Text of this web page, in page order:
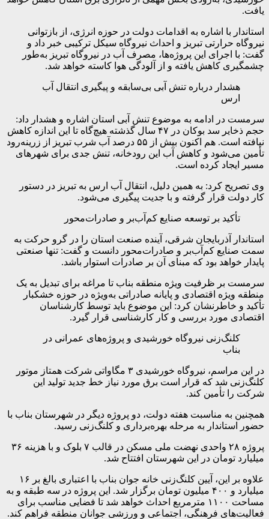
یافت.
استاندار با اشاره به اقدامات دولت در حوزه انرژی، از بازتوانی
نیروگاه حرارتی تبریز و احداث نیروگاه سیکل ترکیبی خبر داد و
گفت: با اجرای این پروژه‌ها، مصرف آب در نیروگاه تبریز به‌طور
چشمگیری کاهش یافته و از آلودگی هوا کاسته خواهد شد.
هشدار درباره تنش آبی بی‌سابقه و پیگیری انتقال آب
ارس
سرمست در ادامه به موضوع تنش آبی استان اشاره و هشدار داد:
حجم ذخایر سد بوکان در ۴۷ سال گذشته هیچ‌گاه تا این اندازه کاهش
نیافته است. هم اکنون بیش از ۵۵ درصد آب شرب تبریز از زرینه‌رود
تأمین می‌شود و کاهش آب این رودخانه، تنش جدی برای شهرهای
مسیر ایجاد کرده است.
وی تصریح کرد: به همین دلیل، انتقال آب ارس به تبریز در دستور
کار دولت قرار گرفته و با جدیت پیگیری می‌شود.
تأکید بر توسعه صنایع کم‌آب‌بر و صادرات‌محور
استاندار آذربایجان شرقی، آینده صنعت استان را در گرو حرکت به
سمت صنایع کم‌آب‌بر و صادرات‌محور دانست و گفت: تنها صنعتی
پایدار خواهد بود که مبنای آن بر صادرات استوار باشد.
سرمست بر ظرفیت ویژه منطقه بناب تا مراغه برای تبدیل به یک
منطقه ویژه اقتصادی و پایانه صادراتی به‌ویژه در حوزه خشکبار
تأکید و خاطرنشان کرد: این موضوع باید توسط کارشناسان
اقتصادی مورد بررسی و کار کارشناسی قرار گیرد.
کلنگ‌زنی نیروگاه خورشیدی و پروژه‌های عمرانی در
بناب
در این مراسم، نیروگاه خورشیدی ۳ مگاواتی شرکت همتاز موتور
کلنگ‌زنی شد که قرار است برق مورد نیاز خط جدید تولید این
شرکت را تأمین کند.
همچنین به مناسبت هفته دولت، دو پروژه دیگر در شهرستان بناب با
حضور استاندار به مرحله بهره‌برداری و کلنگ‌زنی رسید.
پروژه ۲۸ واحدی نهضت ملی مسکن در قالب ۷ بلوک و با هزینه ۳۶
میلیارد تومان در این شهرستان افتتاح شد.
علاوه بر این، آیین کلنگ‌زنی خانه جوان بناب با اعتباری بالغ بر ۱۶
میلیارد و ۴۰۰ میلیون تومان برگزار شد. این پروژه در سه طبقه و به
مساحت ۱۱۰۰ مترمربع احداث خواهد شد تا فضایی مناسب برای
فعالیت‌های فرهنگی، اجتماعی و ورزشی جوانان منطقه فراهم کند.